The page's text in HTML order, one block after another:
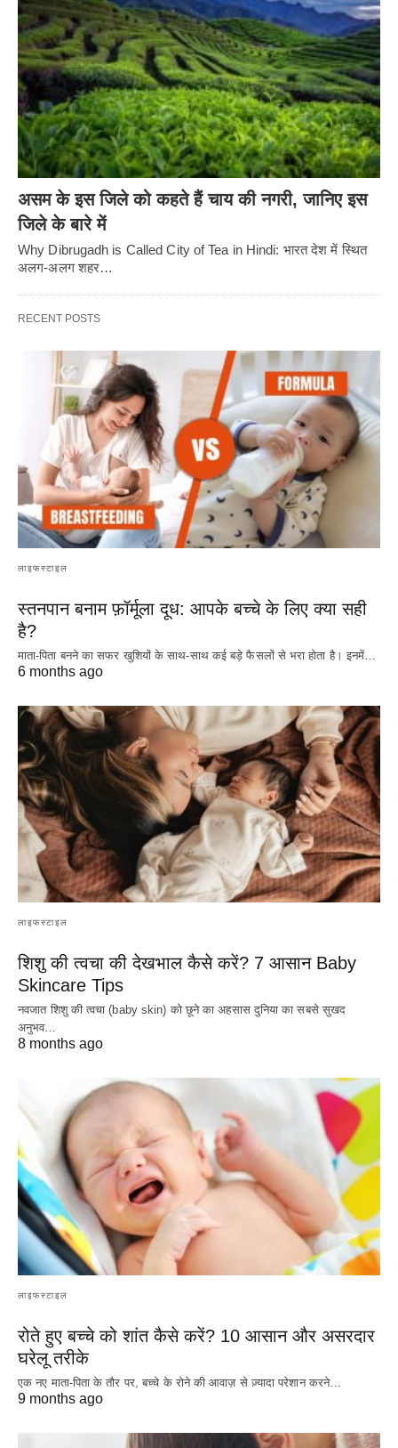
असम के इस जिले को कहते हैं चाय की नगरी, जानिए इस
जिले के बारे में
Why Dibrugadh is Called City of Tea in Hindi: भारत देश में स्थित
अलग-अलग शहर…
RECENT POSTS
लाइफस्टाइल
स्तनपान बनाम फ़ॉर्मूला दूध: आपके बच्चे के लिए क्या सही
है?
माता-पिता बनने का सफर खुशियों के साथ-साथ कई बड़े फैसलों से भरा होता है। इनमें…
6 months ago
लाइफस्टाइल
शिशु की त्वचा की देखभाल कैसे करें? 7 आसान Baby
Skincare Tips
नवजात शिशु की त्वचा (baby skin) को छूने का अहसास दुनिया का सबसे सुखद
अनुभव…
8 months ago
लाइफस्टाइल
रोते हुए बच्चे को शांत कैसे करें? 10 आसान और असरदार
घरेलू तरीके
एक नए माता-पिता के तौर पर, बच्चे के रोने की आवाज़ से ज़्यादा परेशान करने…
9 months ago